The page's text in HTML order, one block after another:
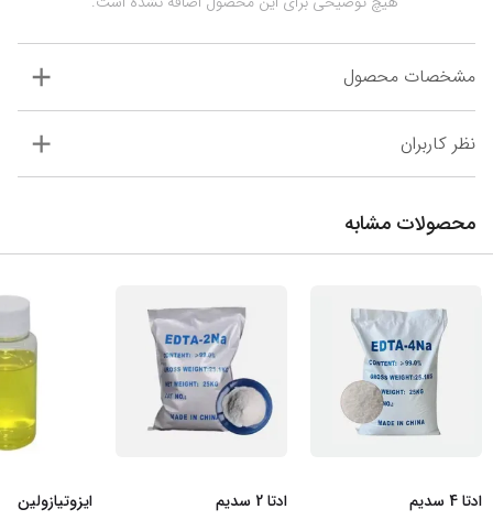
مشخصات محصول
نظر کاربران
محصولات مشابه
ادتا 4 سدیم ادتا 2 سدیم ایزوتیازولین